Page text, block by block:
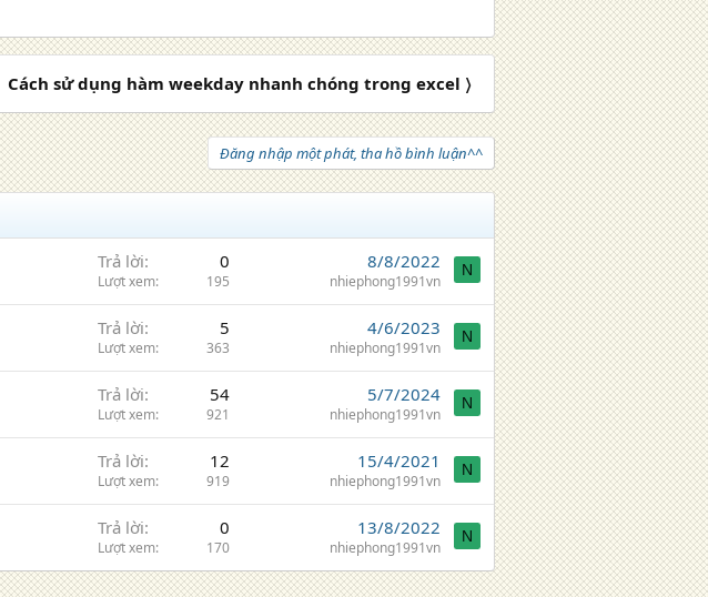
Cách sử dụng hàm weekday nhanh chóng trong excel 〉
Đăng nhập một phát, tha hồ bình luận^^
Trả lời 0
Lượt xem 195
8/8/2022
nhiephong1991vn
N
Trả lời 5
Lượt xem 363
4/6/2023
nhiephong1991vn
N
Trả lời 54
Lượt xem 921
5/7/2024
nhiephong1991vn
N
Trả lời 12
Lượt xem 919
15/4/2021
nhiephong1991vn
N
Trả lời 0
Lượt xem 170
13/8/2022
nhiephong1991vn
N